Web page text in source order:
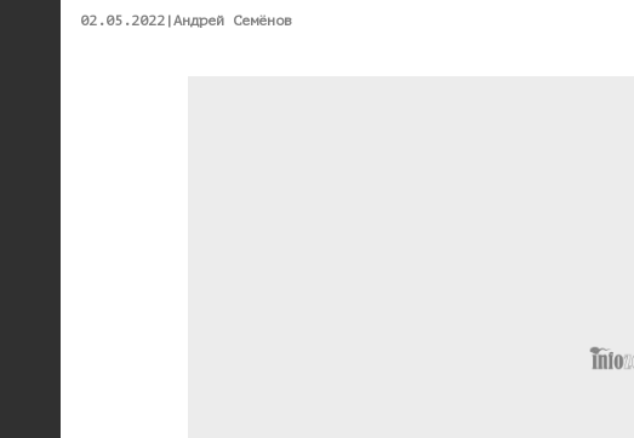
02.05.2022|Андрей Семёнов